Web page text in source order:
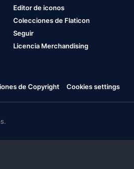
Editor de iconos
Colecciones de Flaticon
Seguir
Licencia Merchandising
de Copyright Cookies settings